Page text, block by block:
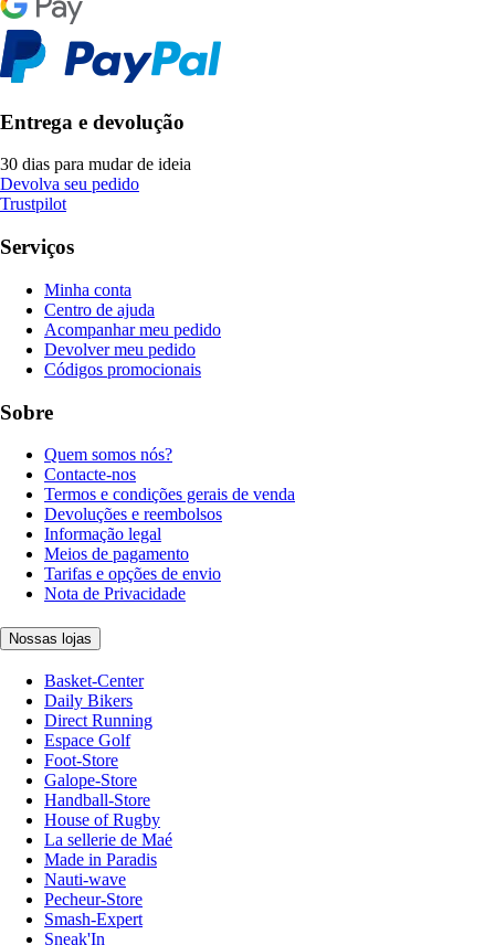
Entrega e devolução
30 dias para mudar de ideia
Devolva seu pedido
Trustpilot
Serviços
Minha conta
Centro de ajuda
Acompanhar meu pedido
Devolver meu pedido
Códigos promocionais
Sobre
Quem somos nós?
Contacte-nos
Termos e condições gerais de venda
Devoluções e reembolsos
Informação legal
Meios de pagamento
Tarifas e opções de envio
Nota de Privacidade
Nossas lojas
Basket-Center
Daily Bikers
Direct Running
Espace Golf
Foot-Store
Galope-Store
Handball-Store
House of Rugby
La sellerie de Maé
Made in Paradis
Nauti-wave
Pecheur-Store
Smash-Expert
Sneak'In